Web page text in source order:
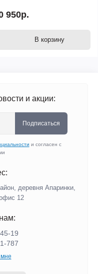
950р.
В корзину
и акции:
Подписаться
и согласен с
деревня Апаринки,
12
19
787